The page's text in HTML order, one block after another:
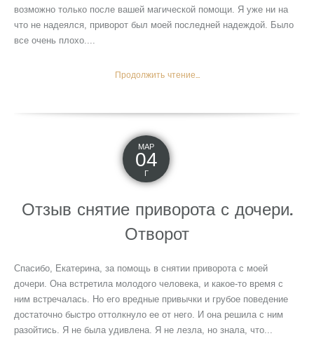
возможно только после вашей магической помощи. Я уже ни на
что не надеялся, приворот был моей последней надеждой. Было
все очень плохо....
Продолжить чтение...
МАР
04
Г
Отзыв снятие приворота с дочери.
Отворот
Спасибо, Екатерина, за помощь в снятии приворота с моей
дочери. Она встретила молодого человека, и какое-то время с
ним встречалась. Но его вредные привычки и грубое поведение
достаточно быстро оттолкнуло ее от него. И она решила с ним
разойтись. Я не была удивлена. Я не лезла, но знала, что...